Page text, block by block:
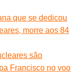
que se dedicou
morre aos 84
são
Francisco no voo